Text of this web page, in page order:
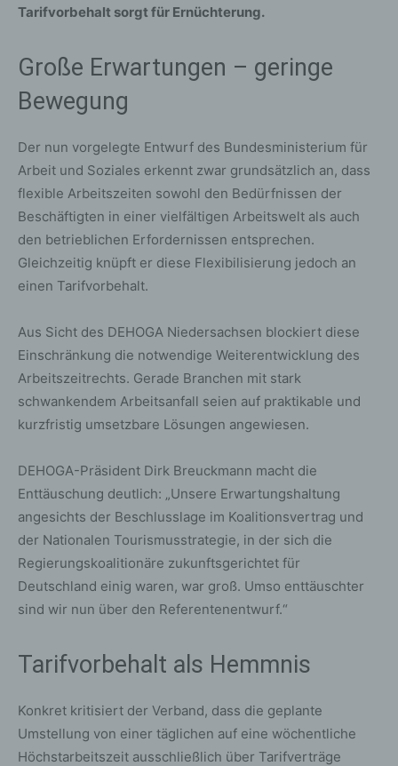
Tarifvorbehalt sorgt für Ernüchterung.
Große Erwartungen – geringe
Bewegung
Der nun vorgelegte Entwurf des Bundesministerium für
Arbeit und Soziales erkennt zwar grundsätzlich an, dass
flexible Arbeitszeiten sowohl den Bedürfnissen der
Beschäftigten in einer vielfältigen Arbeitswelt als auch
den betrieblichen Erfordernissen entsprechen.
Gleichzeitig knüpft er diese Flexibilisierung jedoch an
einen Tarifvorbehalt.
Aus Sicht des DEHOGA Niedersachsen blockiert diese
Einschränkung die notwendige Weiterentwicklung des
Arbeitszeitrechts. Gerade Branchen mit stark
schwankendem Arbeitsanfall seien auf praktikable und
kurzfristig umsetzbare Lösungen angewiesen.
DEHOGA-Präsident Dirk Breuckmann macht die
Enttäuschung deutlich: „Unsere Erwartungshaltung
angesichts der Beschlusslage im Koalitionsvertrag und
der Nationalen Tourismusstrategie, in der sich die
Regierungskoalitionäre zukunftsgerichtet für
Deutschland einig waren, war groß. Umso enttäuschter
sind wir nun über den Referentenentwurf.“
Tarifvorbehalt als Hemmnis
Konkret kritisiert der Verband, dass die geplante
Umstellung von einer täglichen auf eine wöchentliche
Höchstarbeitszeit ausschließlich über Tarifverträge